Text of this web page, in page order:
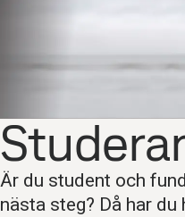
Är du student och
nästa steg? Då har